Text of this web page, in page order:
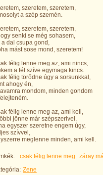
szeretem, szeretem,
a szép szemén.
szeretem, szeretem,
senki se még sohasem,
a dal csupa gond,
mást sose mond, szeretem!
félig lenne meg az, ami nincs,
a fél szíve egymaga kincs.
félig törődne úgy a sorsunkkal,
ahogy én,
mondom, minden gondom
félig lenne meg az, ami kell,
jönne már szépszerivel,
egyszer szeretne engem úgy,
szívvel,
meglenne minden, ami kell.
csak félig lenne meg
záray
Zene